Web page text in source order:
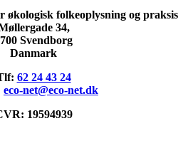
folkeoplysning og praksis
34,
Svendborg
Danmark
62 24 43 24
eco-net@eco-net.dk
19594939